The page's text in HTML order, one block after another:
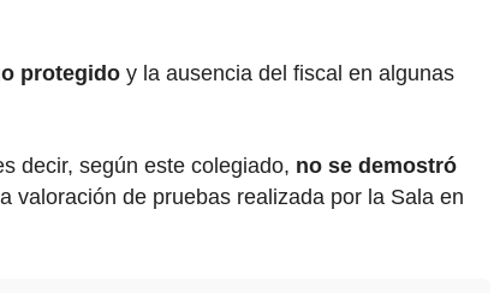
protegido y la ausencia del fiscal en algunas
decir, según este colegiado, no se demostró
valoración de pruebas realizada por la Sala en